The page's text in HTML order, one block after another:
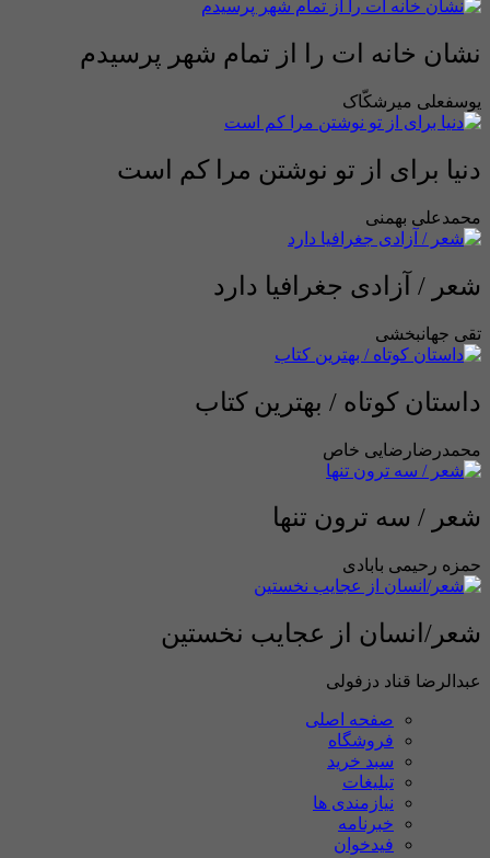
نشان خانه ات را از تمام شهر پرسیدم
یوسفعلی میرشکّاک
دنیا برای از تو نوشتن مرا کم است
محمدعلی بهمنی
شعر / آزادی جغرافیا دارد
تقی جهانبخشی
داستان کوتاه / بهترین کتاب
محمدرضارضایی خاص
شعر / سه ترون تنها
حمزه رحیمی بابادی
شعر/انسان از عجایب نخستین
عبدالرضا قناد دزفولی
صفحه اصلی
فروشگاه
سبد خرید
تبلیغات
نیازمندی ها
خبرنامه
فیدخوان